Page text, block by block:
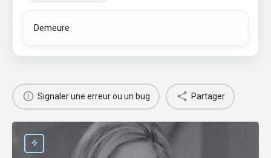
Demeure
Signaler une erreur ou un bug Partager